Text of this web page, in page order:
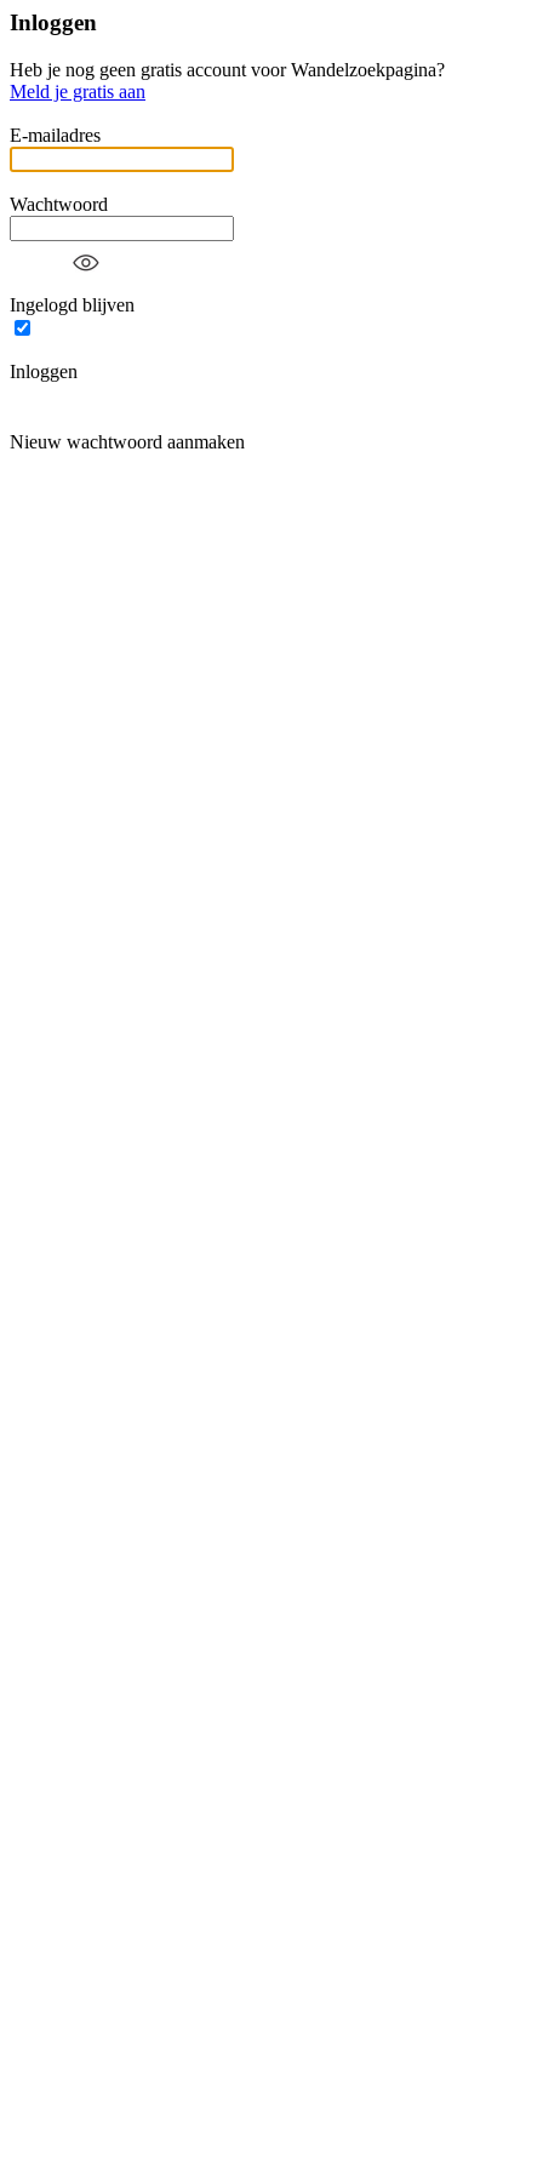
Inloggen
Heb je nog geen gratis account voor Wandelzoekpagina?
Meld je gratis aan
E-mailadres
Wachtwoord
Ingelogd blijven
Inloggen
Nieuw wachtwoord aanmaken